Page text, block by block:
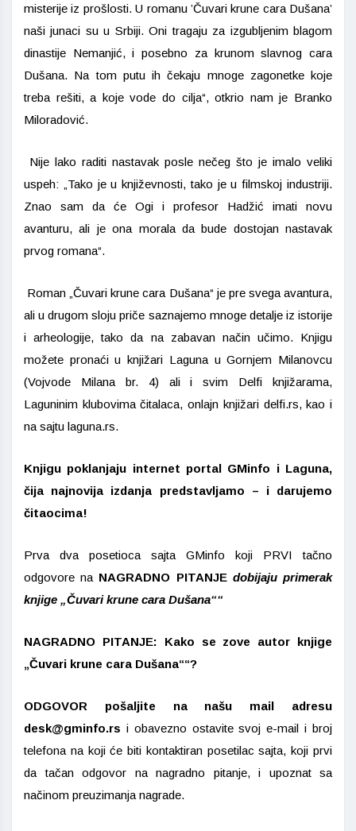
misterije iz prošlosti. U romanu ’Čuvari krune cara Dušana’
naši junaci su u Srbiji. Oni tragaju za izgubljenim blagom
dinastije Nemanjić, i posebno za krunom slavnog cara
Dušana. Na tom putu ih čekaju mnoge zagonetke koje
treba rešiti, a koje vode do cilja“, otkrio nam je Branko
Miloradović.
Nije lako raditi nastavak posle nečeg što je imalo veliki
uspeh: „Tako je u književnosti, tako je u filmskoj industriji.
Znao sam da će Ogi i profesor Hadžić imati novu
avanturu, ali je ona morala da bude dostojan nastavak
prvog romana“.
Roman „Čuvari krune cara Dušana“ je pre svega avantura,
ali u drugom sloju priče saznajemo mnoge detalje iz istorije
i arheologije, tako da na zabavan način učimo. Knjigu
možete pronaći u knjižari Laguna u Gornjem Milanovcu
(Vojvode Milana br. 4) ali i svim Delfi knjižarama,
Laguninim klubovima čitalaca, onlajn knjižari delfi.rs, kao i
na sajtu laguna.rs.
Knjigu poklanjaju internet portal GMinfo i Laguna,
čija najnovija izdanja predstavljamo – i darujemo
čitaocima!
Prva dva posetioca sajta GMinfo koji PRVI tačno
odgovore na NAGRADNO PITANJE dobijaju primerak
knjige „Čuvari krune cara Dušana““
NAGRADNO PITANJE: Kako se zove autor knjige
„Čuvari krune cara Dušana““?
ODGOVOR pošaljite na našu mail adresu
desk@gminfo.rs i obavezno ostavite svoj e-mail i broj
telefona na koji će biti kontaktiran posetilac sajta, koji prvi
da tačan odgovor na nagradno pitanje, i upoznat sa
načinom preuzimanja nagrade.